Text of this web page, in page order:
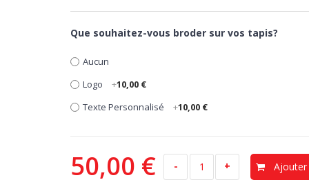
Que souhaitez-vous broder sur vos tapis?
Aucun
Logo
+10,00 €
Texte Personnalisé
+10,00 €
50,00 € - + Ajouter